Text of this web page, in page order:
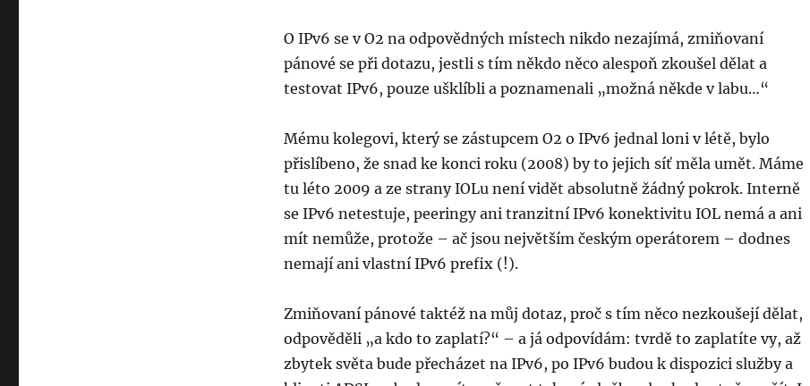
O IPv6 se v O2 na odpovědných místech nikdo nezajímá, zmiňovaní
pánové se při dotazu, jestli s tím někdo něco alespoň zkoušel dělat a
testovat IPv6, pouze ušklíbli a poznamenali „možná někde v labu…“
Mému kolegovi, který se zástupcem O2 o IPv6 jednal loni v létě, bylo
přislíbeno, že snad ke konci roku (2008) by to jejich síť měla umět. Máme
tu léto 2009 a ze strany IOLu není vidět absolutně žádný pokrok. Interně
se IPv6 netestuje, peeringy ani tranzitní IPv6 konektivitu IOL nemá a ani
mít nemůže, protože – ač jsou největším českým operátorem – dodnes
nemají ani vlastní IPv6 prefix (!).
Zmiňovaní pánové taktéž na můj dotaz, proč s tím něco nezkoušejí dělat,
odpověděli „a kdo to zaplatí?“ – a já odpovídám: tvrdě to zaplatíte vy, až
zbytek světa bude přecházet na IPv6, po IPv6 budou k dispozici služby a